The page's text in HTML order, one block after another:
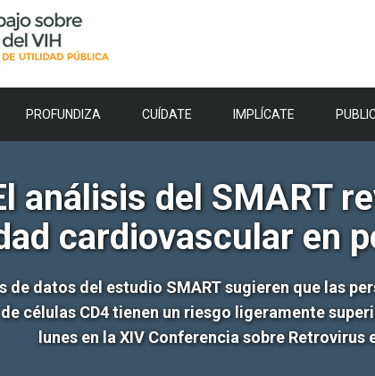
PROFUNDIZA CUÍDATE IMPLÍCATE
análisis del SMART
cardiovascular en
de datos del estudio SMART sugieren que las
células CD4 tienen un riesgo ligeramente
lunes en la XIV Conferencia sobre